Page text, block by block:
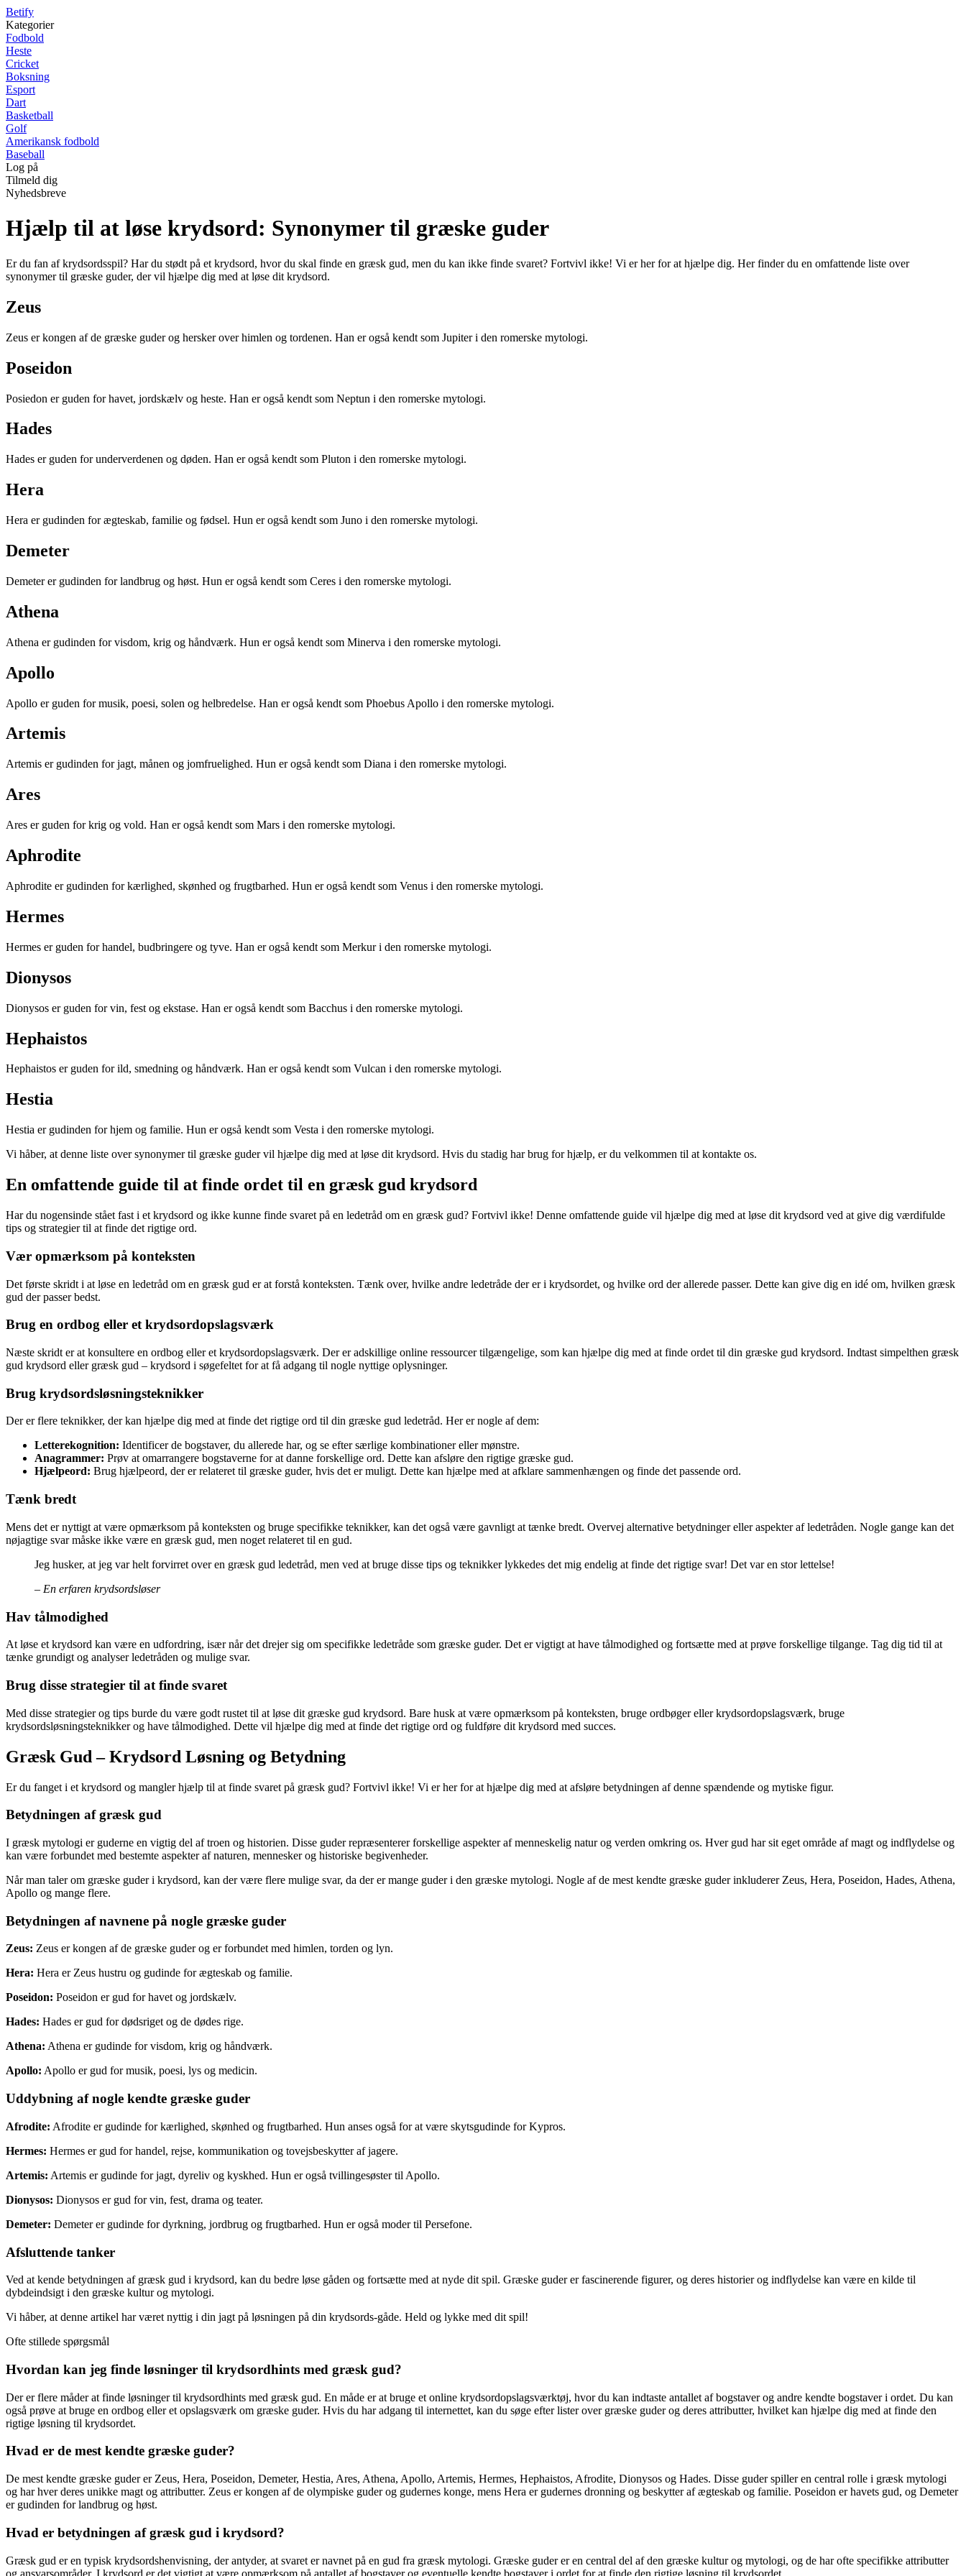
Betify
Kategorier
Fodbold
Heste
Cricket
Boksning
Esport
Dart
Basketball
Golf
Amerikansk fodbold
Baseball
Log på
Tilmeld dig
Nyhedsbreve
Hjælp til at løse krydsord: Synonymer til græske guder
Er du fan af krydsordsspil? Har du stødt på et krydsord, hvor du skal finde en græsk gud, men du kan ikke finde svaret? Fortvivl ikke! Vi er her for at hjælpe dig. Her finder du en omfattende liste over
synonymer til græske guder, der vil hjælpe dig med at løse dit krydsord.
Zeus
Zeus er kongen af de græske guder og hersker over himlen og tordenen. Han er også kendt som Jupiter i den romerske mytologi.
Poseidon
Posiedon er guden for havet, jordskælv og heste. Han er også kendt som Neptun i den romerske mytologi.
Hades
Hades er guden for underverdenen og døden. Han er også kendt som Pluton i den romerske mytologi.
Hera
Hera er gudinden for ægteskab, familie og fødsel. Hun er også kendt som Juno i den romerske mytologi.
Demeter
Demeter er gudinden for landbrug og høst. Hun er også kendt som Ceres i den romerske mytologi.
Athena
Athena er gudinden for visdom, krig og håndværk. Hun er også kendt som Minerva i den romerske mytologi.
Apollo
Apollo er guden for musik, poesi, solen og helbredelse. Han er også kendt som Phoebus Apollo i den romerske mytologi.
Artemis
Artemis er gudinden for jagt, månen og jomfruelighed. Hun er også kendt som Diana i den romerske mytologi.
Ares
Ares er guden for krig og vold. Han er også kendt som Mars i den romerske mytologi.
Aphrodite
Aphrodite er gudinden for kærlighed, skønhed og frugtbarhed. Hun er også kendt som Venus i den romerske mytologi.
Hermes
Hermes er guden for handel, budbringere og tyve. Han er også kendt som Merkur i den romerske mytologi.
Dionysos
Dionysos er guden for vin, fest og ekstase. Han er også kendt som Bacchus i den romerske mytologi.
Hephaistos
Hephaistos er guden for ild, smedning og håndværk. Han er også kendt som Vulcan i den romerske mytologi.
Hestia
Hestia er gudinden for hjem og familie. Hun er også kendt som Vesta i den romerske mytologi.
Vi håber, at denne liste over synonymer til græske guder vil hjælpe dig med at løse dit krydsord. Hvis du stadig har brug for hjælp, er du velkommen til at kontakte os.
En omfattende guide til at finde ordet til en græsk gud krydsord
Har du nogensinde stået fast i et krydsord og ikke kunne finde svaret på en ledetråd om en græsk gud? Fortvivl ikke! Denne omfattende guide vil hjælpe dig med at løse dit krydsord ved at give dig værdifulde
tips og strategier til at finde det rigtige ord.
Vær opmærksom på konteksten
Det første skridt i at løse en ledetråd om en græsk gud er at forstå konteksten. Tænk over, hvilke andre ledetråde der er i krydsordet, og hvilke ord der allerede passer. Dette kan give dig en idé om, hvilken græsk
gud der passer bedst.
Brug en ordbog eller et krydsordopslagsværk
Næste skridt er at konsultere en ordbog eller et krydsordopslagsværk. Der er adskillige online ressourcer tilgængelige, som kan hjælpe dig med at finde ordet til din græske gud krydsord. Indtast simpelthen græsk
gud krydsord eller græsk gud – krydsord i søgefeltet for at få adgang til nogle nyttige oplysninger.
Brug krydsordsløsningsteknikker
Der er flere teknikker, der kan hjælpe dig med at finde det rigtige ord til din græske gud ledetråd. Her er nogle af dem:
Letterekognition: Identificer de bogstaver, du allerede har, og se efter særlige kombinationer eller mønstre.
Anagrammer: Prøv at omarrangere bogstaverne for at danne forskellige ord. Dette kan afsløre den rigtige græske gud.
Hjælpeord: Brug hjælpeord, der er relateret til græske guder, hvis det er muligt. Dette kan hjælpe med at afklare sammenhængen og finde det passende ord.
Tænk bredt
Mens det er nyttigt at være opmærksom på konteksten og bruge specifikke teknikker, kan det også være gavnligt at tænke bredt. Overvej alternative betydninger eller aspekter af ledetråden. Nogle gange kan det
nøjagtige svar måske ikke være en græsk gud, men noget relateret til en gud.
Jeg husker, at jeg var helt forvirret over en græsk gud ledetråd, men ved at bruge disse tips og teknikker lykkedes det mig endelig at finde det rigtige svar! Det var en stor lettelse!
– En erfaren krydsordsløser
Hav tålmodighed
At løse et krydsord kan være en udfordring, især når det drejer sig om specifikke ledetråde som græske guder. Det er vigtigt at have tålmodighed og fortsætte med at prøve forskellige tilgange. Tag dig tid til at
tænke grundigt og analyser ledetråden og mulige svar.
Brug disse strategier til at finde svaret
Med disse strategier og tips burde du være godt rustet til at løse dit græske gud krydsord. Bare husk at være opmærksom på konteksten, bruge ordbøger eller krydsordopslagsværk, bruge
krydsordsløsningsteknikker og have tålmodighed. Dette vil hjælpe dig med at finde det rigtige ord og fuldføre dit krydsord med succes.
Græsk Gud – Krydsord Løsning og Betydning
Er du fanget i et krydsord og mangler hjælp til at finde svaret på græsk gud? Fortvivl ikke! Vi er her for at hjælpe dig med at afsløre betydningen af denne spændende og mytiske figur.
Betydningen af ​​græsk gud
I græsk mytologi er guderne en vigtig del af troen og historien. Disse guder repræsenterer forskellige aspekter af menneskelig natur og verden omkring os. Hver gud har sit eget område af magt og indflydelse og
kan være forbundet med bestemte aspekter af naturen, mennesker og historiske begivenheder.
Når man taler om græske guder i krydsord, kan der være flere mulige svar, da der er mange guder i den græske mytologi. Nogle af de mest kendte græske guder inkluderer Zeus, Hera, Poseidon, Hades, Athena,
Apollo og mange flere.
Betydningen af ​​navnene på nogle græske guder
Zeus: Zeus er kongen af ​​de græske guder og er forbundet med himlen, torden og lyn.
Hera: Hera er Zeus hustru og gudinde for ægteskab og familie.
Poseidon: Poseidon er gud for havet og jordskælv.
Hades: Hades er gud for dødsriget og de dødes rige.
Athena: Athena er gudinde for visdom, krig og håndværk.
Apollo: Apollo er gud for musik, poesi, lys og medicin.
Uddybning af nogle kendte græske guder
Afrodite: Afrodite er gudinde for kærlighed, skønhed og frugtbarhed. Hun anses også for at være skytsgudinde for Kypros.
Hermes: Hermes er gud for handel, rejse, kommunikation og tovejsbeskytter af jagere.
Artemis: Artemis er gudinde for jagt, dyreliv og kyskhed. Hun er også tvillingesøster til Apollo.
Dionysos: Dionysos er gud for vin, fest, drama og teater.
Demeter: Demeter er gudinde for dyrkning, jordbrug og frugtbarhed. Hun er også moder til Persefone.
Afsluttende tanker
Ved at kende betydningen af græsk gud i krydsord, kan du bedre løse gåden og fortsætte med at nyde dit spil. Græske guder er fascinerende figurer, og deres historier og indflydelse kan være en kilde til
dybdeindsigt i den græske kultur og mytologi.
Vi håber, at denne artikel har været nyttig i din jagt på løsningen på din krydsords-gåde. Held og lykke med dit spil!
Ofte stillede spørgsmål
Hvordan kan jeg finde løsninger til krydsordhints med græsk gud?
Der er flere måder at finde løsninger til krydsordhints med græsk gud. En måde er at bruge et online krydsordopslagsværktøj, hvor du kan indtaste antallet af bogstaver og andre kendte bogstaver i ordet. Du kan
også prøve at bruge en ordbog eller et opslagsværk om græske guder. Hvis du har adgang til internettet, kan du søge efter lister over græske guder og deres attributter, hvilket kan hjælpe dig med at finde den
rigtige løsning til krydsordet.
Hvad er de mest kendte græske guder?
De mest kendte græske guder er Zeus, Hera, Poseidon, Demeter, Hestia, Ares, Athena, Apollo, Artemis, Hermes, Hephaistos, Afrodite, Dionysos og Hades. Disse guder spiller en central rolle i græsk mytologi
og har hver deres unikke magt og attributter. Zeus er kongen af de olympiske guder og gudernes konge, mens Hera er gudernes dronning og beskytter af ægteskab og familie. Poseidon er havets gud, og Demeter
er gudinden for landbrug og høst.
Hvad er betydningen af græsk gud i krydsord?
Græsk gud er en typisk krydsordshenvisning, der antyder, at svaret er navnet på en gud fra græsk mytologi. Græske guder er en central del af den græske kultur og mytologi, og de har ofte specifikke attributter
og ansvarsområder. I krydsord er det vigtigt at være opmærksom på antallet af bogstaver og eventuelle kendte bogstaver i ordet for at finde den rigtige løsning til krydsordet.